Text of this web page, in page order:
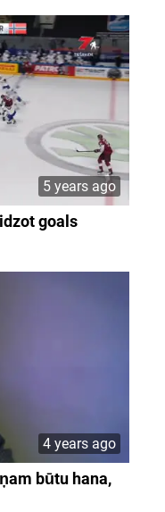
5 years ago
goals
4 years ago
būtu hana,